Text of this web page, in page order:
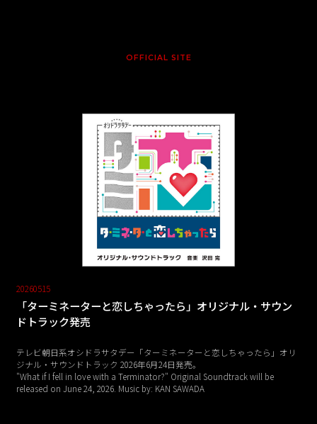
OFFICIAL SITE
20260515
「ターミネーターと恋しちゃったら」オリジナル・サウン
ドトラック発売
テレビ朝日系オシドラサタデー「ターミネーターと恋しちゃったら」オリ
ジナル・サウンドトラック 2026年6月24日発売。
"What if I fell in love with a Terminator?" Original Soundtrack will be
released on June 24, 2026. Music by: KAN SAWADA